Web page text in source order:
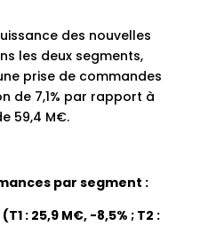
des nouvelles
les deux segments,
prise de commandes
de 7,1% par rapport à
59,4 M€.
par segment :
: 25,9 M€, -8,5% ; T2 :